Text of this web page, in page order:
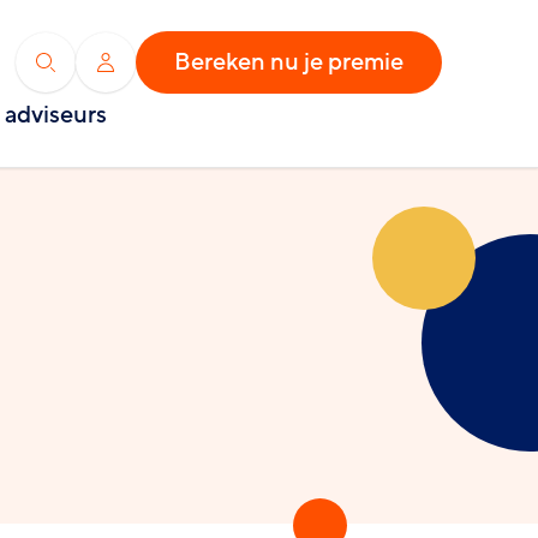
ZoekenInloggenBereken nu je premie